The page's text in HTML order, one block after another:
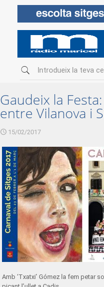
Gaudeix la
entre Vilanova i
15/02/2017
Amb ‘Txatxi’ Gómez la fem petar